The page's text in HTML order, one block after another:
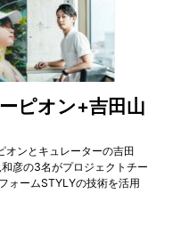
ピオン+吉田山
オンとキュレーターの吉田
彦の3名がプロジェクトチー
ォームSTYLYの技術を活用